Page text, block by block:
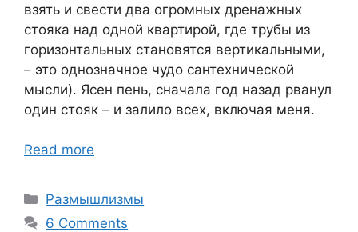
взять и свести два огромных дренажных
стояка над одной квартирой, где трубы из
горизонтальных становятся вертикальными,
– это однозначное чудо сантехнической
мысли). Ясен пень, сначала год назад рванул
один стояк – и залило всех, включая меня.
Read more
Categories
Размышлизмы
6 Comments